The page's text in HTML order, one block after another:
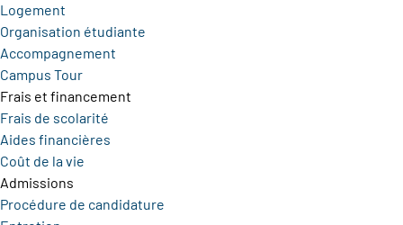
Logement
Organisation étudiante
Accompagnement
Campus Tour
Frais et financement
Frais de scolarité
Aides financières
Coût de la vie
Admissions
Procédure de candidature